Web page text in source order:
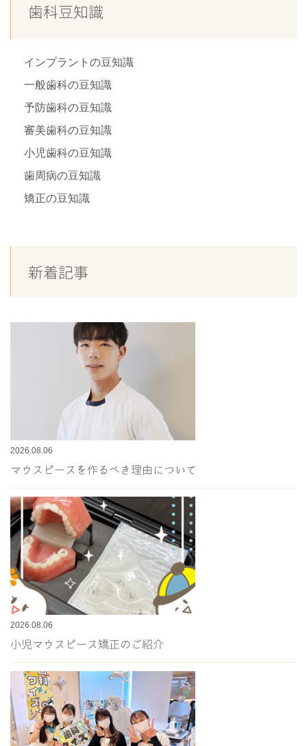
歯科豆知識
インプラントの豆知識
一般歯科の豆知識
予防歯科の豆知識
審美歯科の豆知識
小児歯科の豆知識
歯周病の豆知識
矯正の豆知識
新着記事
2026.08.06
マウスピースを作るべき理由について
2026.08.06
小児マウスピース矯正のご紹介